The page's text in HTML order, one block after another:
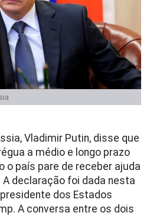
Vladimir Putin, disse que
a médio e longo prazo
o país pare de receber ajuda
declaração foi dada nesta
dos Estados
A conversa entre os dois